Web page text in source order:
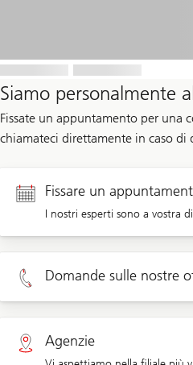
Siamo personalmente
Fissate un appuntamento per una
chiamateci direttamente in caso di
Fissare un
I nostri esperti sono a vostra
Appuntamento clienti privati
Appuntamento clienti aziendali
Domande sulle nostre
Clienti privati 0800 002 558
Agenzie